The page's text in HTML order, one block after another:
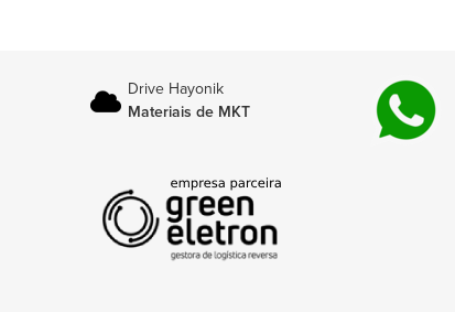
Drive Hayonik
Materiais de MKT